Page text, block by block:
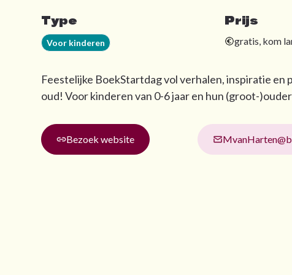
Type
Voor kinderen
Prijs
gratis, kom
Feestelijke BoekStartdag vol verhalen, inspiratie en
oud! Voor kinderen van 0-6 jaar en hun (groot-
Bezoek website